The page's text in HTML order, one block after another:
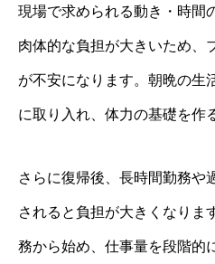
現場で求められる動き・時間
肉体的な負担が大きいため、
が不安になります。朝晩の生
に取り入れ、体力の基礎を作
さらに復帰後、長時間勤務や
されると負担が大きくなりま
務から始め、仕事量を段階的